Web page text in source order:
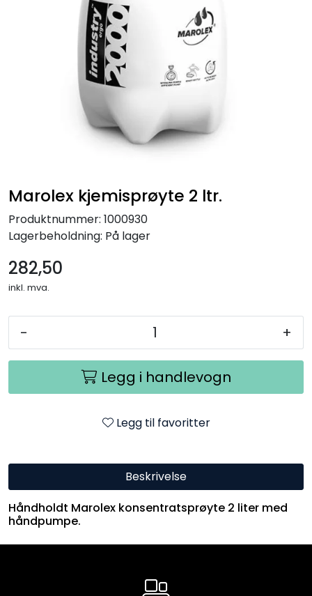
Marolex kjemisprøyte 2 ltr.
Produktnummer: 1000930
Lagerbeholdning: På lager
282,50
inkl. mva.
- +
Legg i handlevogn
Legg til favoritter
Beskrivelse
Håndholdt Marolex konsentratsprøyte 2 liter med
håndpumpe.